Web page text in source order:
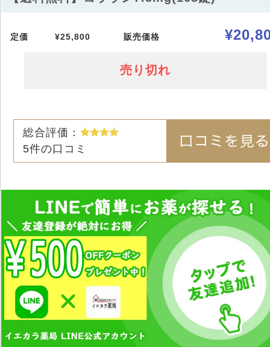
定価 ¥25,800 販売価格
売り切れ
総合評価：
5件の口コミ